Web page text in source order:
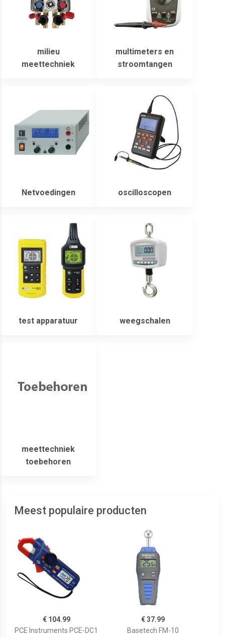
milieu
meettechniek
multimeters en
stroomtangen
Netvoedingen oscilloscopen
test apparatuur weegschalen
meettechniek
toebehoren
Meest populaire producten
€ 104.99
PCE Instruments PCE-DC1
€ 37.99
Basetech FM-10